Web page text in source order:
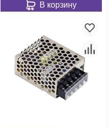
В корзину